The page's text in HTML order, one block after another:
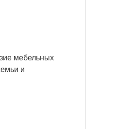
мебельных
и